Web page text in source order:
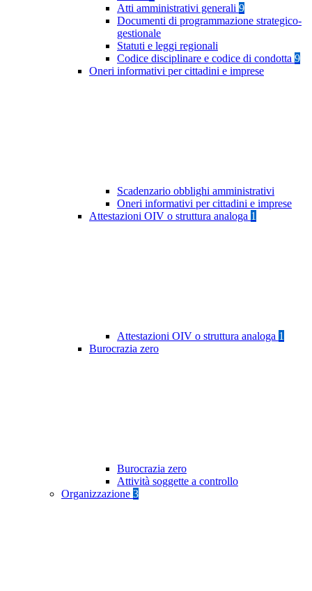
Atti amministrativi generali 9
Documenti di programmazione strategico-
gestionale
Statuti e leggi regionali
Codice disciplinare e codice di condotta 9
Oneri informativi per cittadini e imprese
Scadenzario obblighi amministrativi
Oneri informativi per cittadini e imprese
Attestazioni OIV o struttura analoga 1
Attestazioni OIV o struttura analoga 1
Burocrazia zero
Burocrazia zero
Attività soggette a controllo
Organizzazione 3